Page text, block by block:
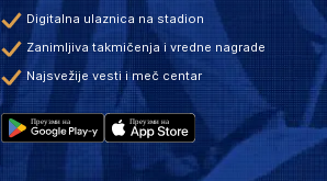
Digitalna ulaznica na stadion
Zanimljiva takmičenja i vredne nagrade
Najsvežije vesti i meč centar